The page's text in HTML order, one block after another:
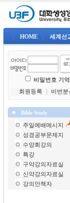
HOME 세계선
비밀번호 기억
회원등록
비번분
Bible Study
주일예배메시지
성경공부문제지
수양회강의
특강
구약강의자료실
신약강의자료실
강의안책자